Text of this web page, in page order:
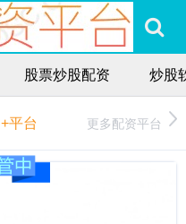
股票炒股配资 炒股
+平台 更多配资平台